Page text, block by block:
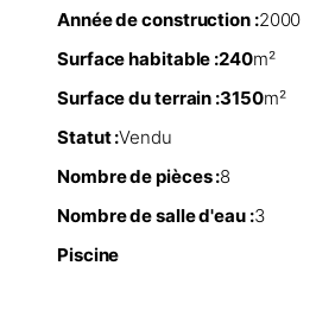
Année de construction :2000
Surface habitable :240m²
Surface du terrain :3150m²
Statut :Vendu
Nombre de pièces :8
Nombre de salle d'eau :3
Piscine